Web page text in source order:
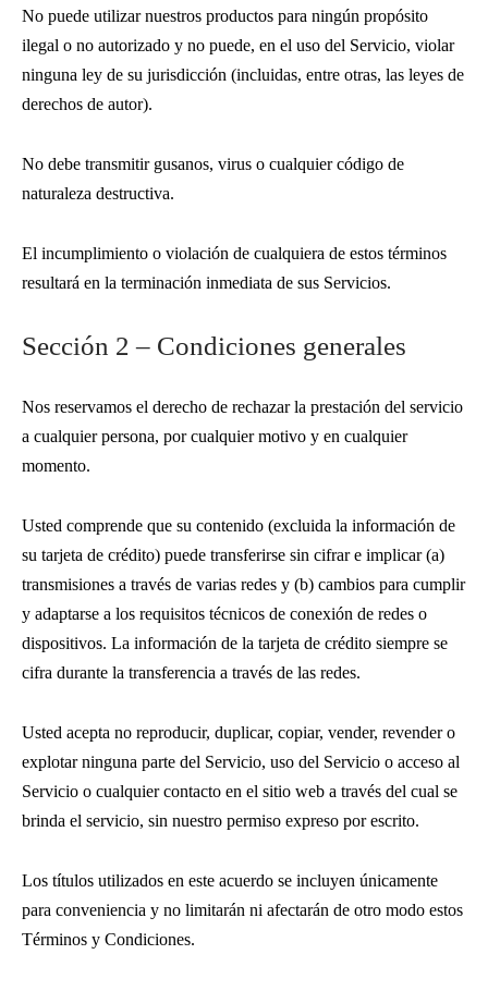
No puede utilizar nuestros productos para ningún propósito
ilegal o no autorizado y no puede, en el uso del Servicio, violar
ninguna ley de su jurisdicción (incluidas, entre otras, las leyes de
derechos de autor).
No debe transmitir gusanos, virus o cualquier código de
naturaleza destructiva.
El incumplimiento o violación de cualquiera de estos términos
resultará en la terminación inmediata de sus Servicios.
Sección 2 – Condiciones generales
Nos reservamos el derecho de rechazar la prestación del servicio
a cualquier persona, por cualquier motivo y en cualquier
momento.
Usted comprende que su contenido (excluida la información de
su tarjeta de crédito) puede transferirse sin cifrar e implicar (a)
transmisiones a través de varias redes y (b) cambios para cumplir
y adaptarse a los requisitos técnicos de conexión de redes o
dispositivos. La información de la tarjeta de crédito siempre se
cifra durante la transferencia a través de las redes.
Usted acepta no reproducir, duplicar, copiar, vender, revender o
explotar ninguna parte del Servicio, uso del Servicio o acceso al
Servicio o cualquier contacto en el sitio web a través del cual se
brinda el servicio, sin nuestro permiso expreso por escrito.
Los títulos utilizados en este acuerdo se incluyen únicamente
para conveniencia y no limitarán ni afectarán de otro modo estos
Términos y Condiciones.